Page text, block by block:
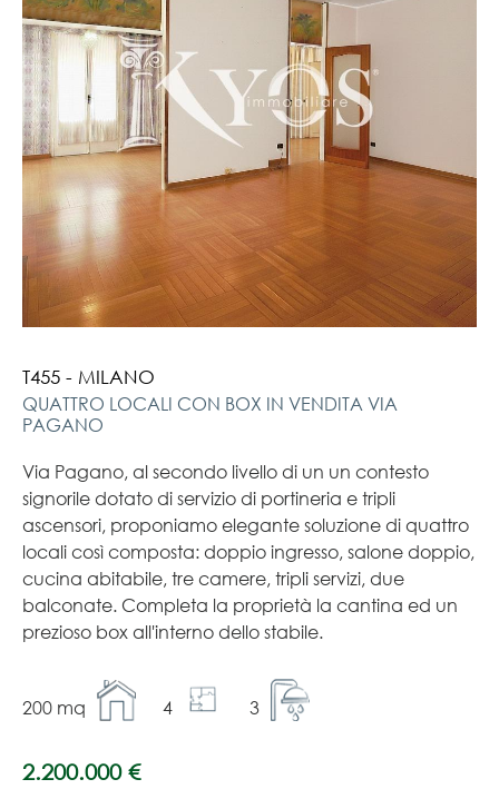
T455 - MILANO
QUATTRO LOCALI CON BOX IN VENDITA VIA
PAGANO
Via Pagano, al secondo livello di un un contesto
signorile dotato di servizio di portineria e tripli
ascensori, proponiamo elegante soluzione di quattro
locali così composta: doppio ingresso, salone doppio,
cucina abitabile, tre camere, tripli servizi, due
balconate. Completa la proprietà la cantina ed un
prezioso box all'interno dello stabile.
200 mq 4 3
2.200.000 €